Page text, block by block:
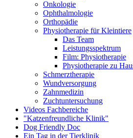
Onkologie
Ophthalmologie
Orthopädie
Physiotherapie für Kleintiere
Das Team
Leistungsspektrum
Film: Physiotherapie
Physiotherapie zu
Schmerztherapie
Wundversorgung
Zahnmedizin
Zuchtuntersuchung
Videos Fachbereiche
"Katzenfreundliche Klinik"
Dog Friendly Doc
Ein Tag in der Tierklinik